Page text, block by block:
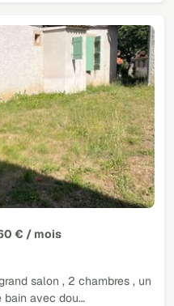
€ / mois
salon , 2 chambres , un
bain avec dou…